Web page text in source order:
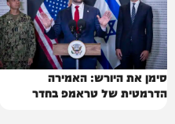
סימן את היורש: האמירה
הדרמטית של טראמפ בחדר